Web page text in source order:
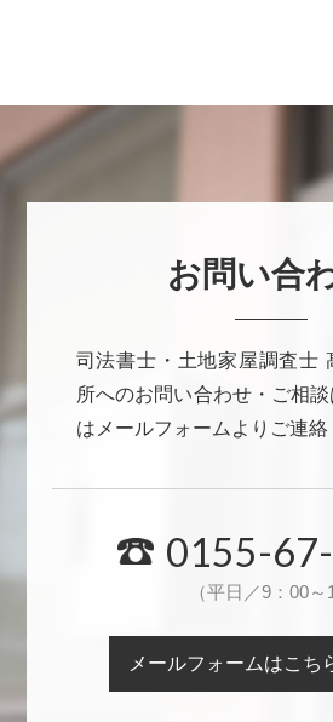
お問い合
司法書士・土地家屋調査士
所へのお問い合わせ・ご相
はメールフォームよりご連絡
0155-
（平日／9：00～
メールフォームはこち